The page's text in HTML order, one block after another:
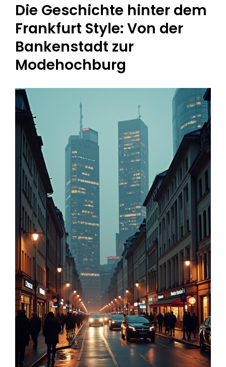
Die Geschichte hinter dem
Frankfurt Style: Von der
Bankenstadt zur
Modehochburg